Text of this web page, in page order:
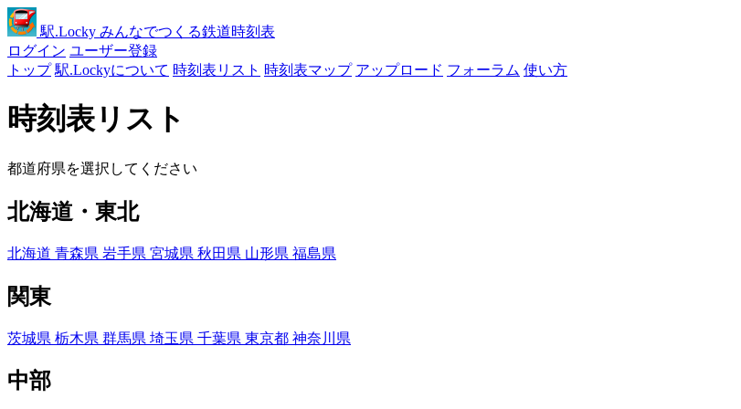
駅.Locky みんなでつくる鉄道時刻表
ログイン ユーザー登録
トップ 駅.Lockyについて 時刻表リスト 時刻表マップ アップロード フォーラム 使い方
時刻表リスト
都道府県を選択してください
北海道・東北
北海道 青森県 岩手県 宮城県 秋田県 山形県 福島県
関東
茨城県 栃木県 群馬県 埼玉県 千葉県 東京都 神奈川県
中部